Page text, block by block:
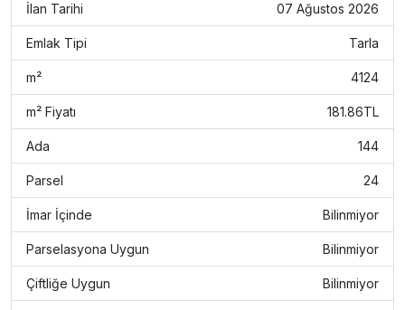
İlan Tarihi 07 Ağustos 2026
Emlak Tipi Tarla
m² 4124
m² Fiyatı 181.86TL
Ada 144
Parsel 24
İmar İçinde Bilinmiyor
Parselasyona Uygun Bilinmiyor
Çiftliğe Uygun Bilinmiyor